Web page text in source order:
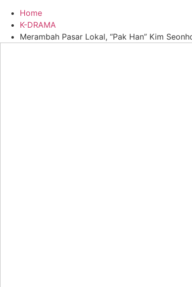
Home
K-DRAMA
Merambah Pasar Lokal, “Pak Han” Kim